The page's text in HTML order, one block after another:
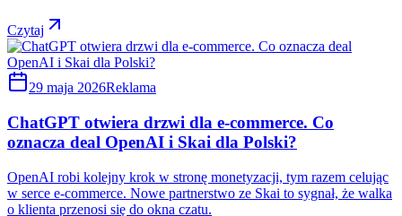
Czytaj
29 maja 2026Reklama
ChatGPT otwiera drzwi dla e-commerce. Co
oznacza deal OpenAI i Skai dla Polski?
OpenAI robi kolejny krok w stronę monetyzacji, tym razem celując
w serce e-commerce. Nowe partnerstwo ze Skai to sygnał, że walka
o klienta przenosi się do okna czatu.